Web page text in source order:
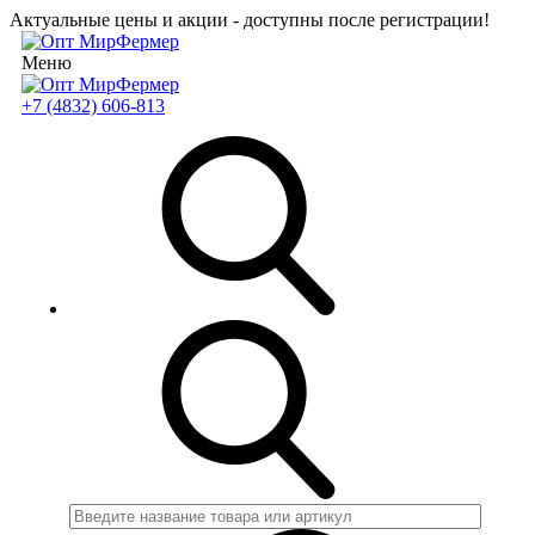
Актуальные цены и акции - доступны после регистрации!
Меню
+7 (4832) 606-813